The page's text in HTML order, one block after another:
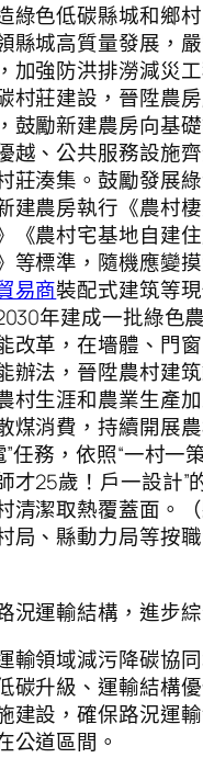
綠色低碳縣城和鄉
縣城高質量發展，
加強防洪排澇減災
村莊建設，晉陞農
鼓勵新建農房向基礎
越、公共服務設施
莊湊集。鼓勵發展
建農房執行《農村
《農村宅基地自建
等標準，隨機應變
易商裝配式建筑等
年建成一批綠色
改革，在墻體、門
辦法，晉陞農村建
村生涯和農業生產
煤消費，持續開展
”任務，依照“一村一
才25歲！戶一設計”
清潔取熱覆蓋面。（
局、縣動力局等按
況運輸結構，進步
輸領域減污降碳協
碳升級、運輸結構
建設，確保路況運
公道區間。